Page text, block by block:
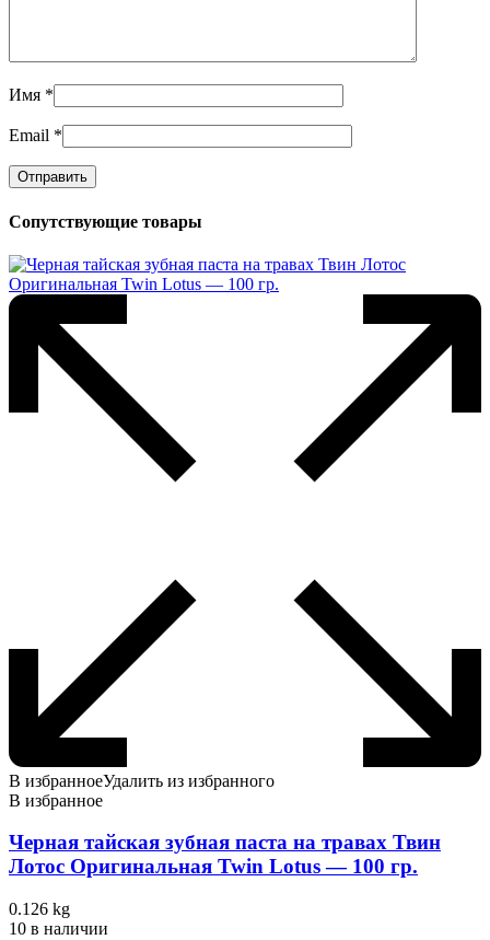
Имя *
Email *
Сопутствующие товары
В избранноеУдалить из избранного
В избранное
Черная тайская зубная паста на травах Твин
Лотос Оригинальная Twin Lotus — 100 гр.
0.126 kg
10 в наличии